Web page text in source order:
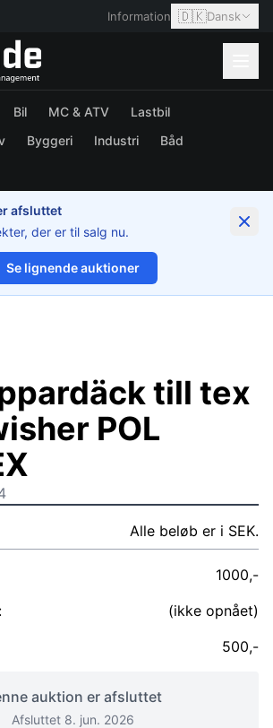
Information 🇩🇰Dansk
Bil MC & ATV
Lastbil
Byggeri Industri
Båd
afsluttet
der er til salg nu.
Se lignende auktioner
1/19
till tex
POL
Alle beløb er i SEK.
1000,-
(ikke opnået)
500,-
auktion er afsluttet
Afsluttet 8. jun. 2026